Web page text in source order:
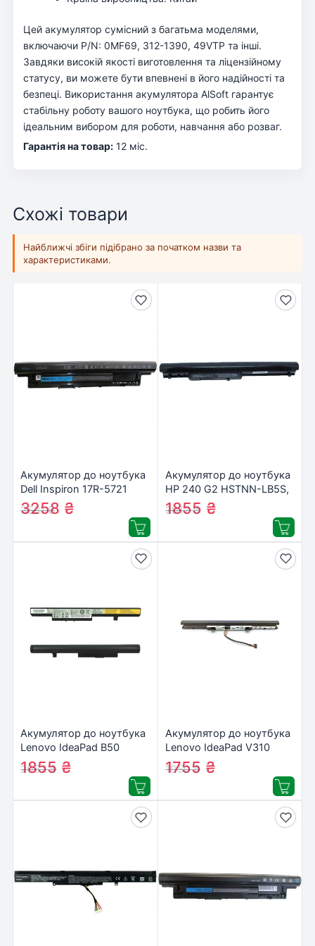
Цей акумулятор сумісний з багатьма моделями,
включаючи P/N: 0MF69, 312-1390, 49VTP та інші.
Завдяки високій якості виготовлення та ліцензійному
статусу, ви можете бути впевнені в його надійності та
безпеці. Використання акумулятора AlSoft гарантує
стабільну роботу вашого ноутбука, що робить його
ідеальним вибором для роботи, навчання або розваг.
Гарантія на товар: 12 міс.
Схожі товари
Найближчі збіги підібрано за початком назви та
характеристиками.
Акумулятор до ноутбука
Dell Inspiron 17R-5721
MR90Y 65Wh (5800mAh)
6cell 11.1V Li-ion (A41825)
3581₴
3258 ₴
Акумулятор до ноутбука
HP 240 G2 HSTNN-LB5S,
2600mAh, 4cell, 14.8V, Li-
ion (A47238)
2017₴
1855 ₴
Акумулятор до ноутбука
Lenovo IdeaPad B50
L12M4E55, 2600mAh
(37Wh), 4cell, 14.4V, Li-ion
2062₴
1855 ₴
Акумулятор до ноутбука
Lenovo IdeaPad V310
L15S4A02, 2600mAh
(37Wh), 4cell, 14.4V, Li-ion
1950₴
1755 ₴